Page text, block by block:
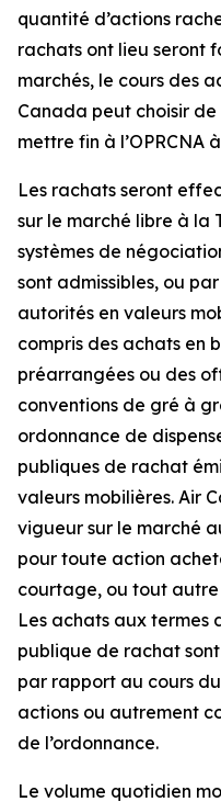
quantité d’actions
rachats ont lieu seront
marchés, le cours des
Canada peut choisir
mettre fin à l’OPRCNA
Les rachats seront
sur le marché libre à la
systèmes de
sont admissibles, ou
autorités en valeurs
compris des achats en
préarrangées ou des
conventions de gré à
ordonnance de
publiques de rachat
valeurs mobilières. Air
vigueur sur le marché
pour toute action
courtage, ou tout
Les achats aux termes
publique de rachat
par rapport au cours
actions ou autrement
de l’ordonnance.
Le volume quotidien